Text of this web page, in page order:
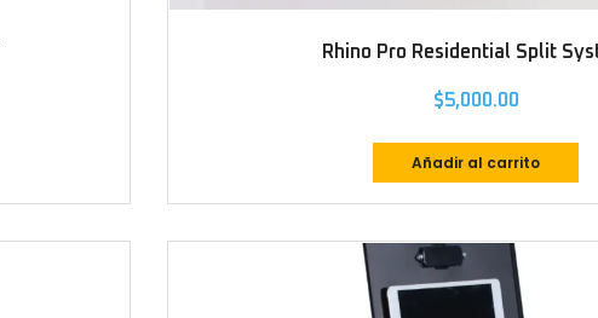
Rhino Pro Residential Split
$5,000.00
Añadir al carrito